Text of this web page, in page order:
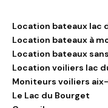
Location bateaux lac
Location bateaux à
Location bateaux
Location voiliers lac
Moniteurs voiliers
Le Lac du Bourget